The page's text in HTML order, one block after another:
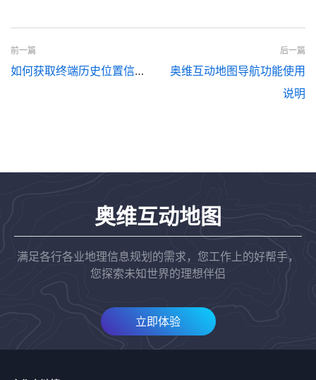
前一篇
如何获取终端历史位置信息并分享给好友
后一篇
奥维互动地图导航功能使用
说明
奥维互动地图
满足各行各业地理信息规划的需求，您工作上的好帮手，
您探索未知世界的理想伴侣
立即体验